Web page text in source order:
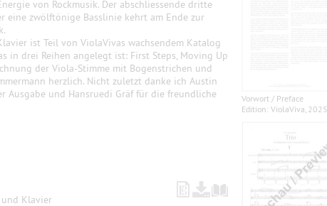
von Rockmusik. Der abschliessende dritte
eine zwölftönige Basslinie kehrt am Ende zur
ist Teil von ViolaVivas wachsendem Katalog
in drei Reihen angelegt ist: First Steps, Moving Up
der Viola-Stimme mit Bogenstrichen und
herzlich. Nicht zuletzt danke ich Austin
Ausgabe und Hansruedi Gräf für die freundliche
Klavier
Vorwort / Preface
Edition: ViolaViva, 2025